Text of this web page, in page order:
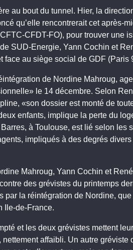
au bout du tunnel. Hier, la
qu’elle rencontrerait cet après-
CFDT-FO), pour trouver une
SUD-Energie, Yann Cochin et
face au siège social de GDF (Paris
de Nordine Mahroug,
le 14 décembre. Selon
«son dossier est monté de
enfants, implique la perte du
à Toulouse, est lié selon les
impliqués à des degrés
Mahroug, Yann Cochin et
des grévistes du printemps
par la réintégration de Nordine,
Ile-de-France.
et les deux grévistes mettent
affaibli. Un autre gréviste